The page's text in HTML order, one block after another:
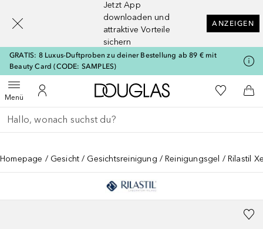
Jetzt App
downloaden und
attraktive Vorteile
sichern
ANZEIGEN
GRATIS: 8 Luxus-Duftproben zu deiner Bestellung ab 89 € mit
Beauty Card (CODE: SAMPLES)
MenüMenü öffnenZu Meinem Kundenkonto
Zur Douglas Startseite
Zu Meiner
Gehe zurück
Suche ausführen
Homepage Gesicht Gesichtsreinigung Reinigungsgel Rilastil
[navigation.slideout.screenreader]